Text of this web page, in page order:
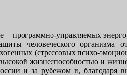
программно-управляемых
человеческого организма
(стрессовых психо-
жизнеспособностью и
и за рубежом и, благодаря